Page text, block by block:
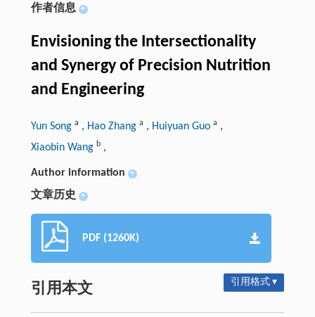
作者信息 +
Envisioning the Intersectionality
and Synergy of Precision Nutrition
and Engineering
Yun Song a , Hao Zhang a , Huiyuan Guo a ,
Xiaobin Wang b,
Author information +
文章历史 +
PDF (1260K)
引用本文 引用格式 ▾